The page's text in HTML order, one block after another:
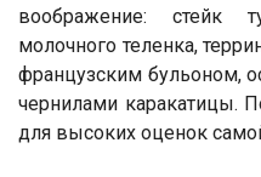
воображение: стейк
молочного теленка,
французским бульоном,
чернилами каракатицы.
для высоких оценок